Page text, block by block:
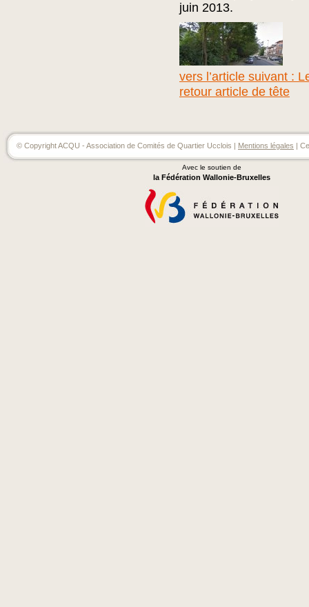
juin 2013.
vers l’article suivant :
retour article de tête
© Copyright ACQU - Association de Comités de Quartier Ucclois | Mentions légales |
Avec le soutien de
la Fédération Wallonie-Bruxelles